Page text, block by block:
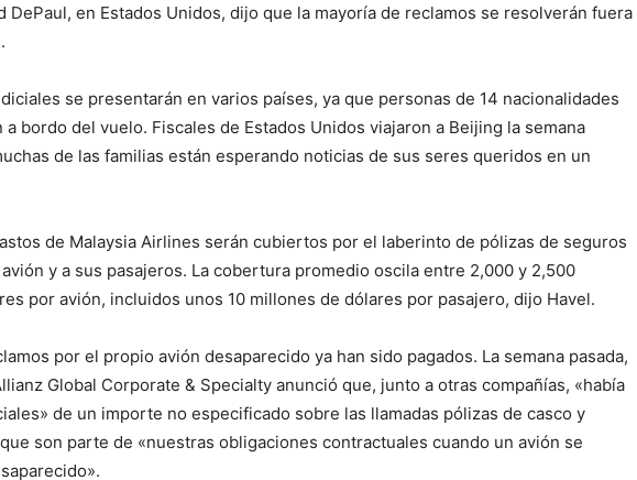
DePaul, en Estados Unidos, dijo que la mayoría de reclamos se resolverán fuera
se presentarán en varios países, ya que personas de 14 nacionalidades
bordo del vuelo. Fiscales de Estados Unidos viajaron a Beijing la semana
de las familias están esperando noticias de sus seres queridos en un
de Malaysia Airlines serán cubiertos por el laberinto de pólizas de seguros
y a sus pasajeros. La cobertura promedio oscila entre 2,000 y 2,500
por avión, incluidos unos 10 millones de dólares por pasajero, dijo Havel.
por el propio avión desaparecido ya han sido pagados. La semana pasada,
Global Corporate & Specialty anunció que, junto a otras compañías, «había
de un importe no especificado sobre las llamadas pólizas de casco y
son parte de «nuestras obligaciones contractuales cuando un avión se